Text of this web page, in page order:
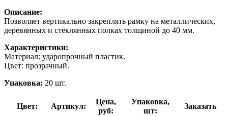
Описание:
Позволяет вертикально закреплять рамку на металлических,
деревянных и стеклянных полках толщиной до 40 мм.
Характеристики:
Материал: ударопрочный пластик.
Цвет: прозрачный.
Упаковка: 20 шт.
Цвет: Артикул:
Цена,
руб:
Упаковка,
шт:
Заказать